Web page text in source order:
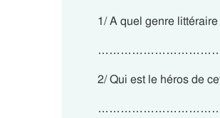
1/ A quel genre
2/ Qui est le héros de